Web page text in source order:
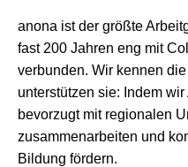
anona ist der größte
fast 200 Jahren eng mit
verbunden. Wir kennen
unterstützen sie: Indem
bevorzugt mit regionalen
zusammenarbeiten und
Bildung fördern.